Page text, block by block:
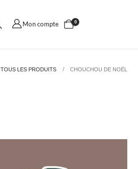
Mon compte 0
TOUS LES PRODUITS CHOUCHOU DE NOËL